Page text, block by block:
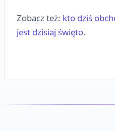
Zobacz też: kto dziś
jest dzisiaj święto.